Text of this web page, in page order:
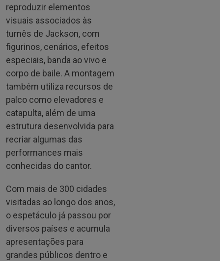
reproduzir elementos
visuais associados às
turnês de Jackson, com
figurinos, cenários, efeitos
especiais, banda ao vivo e
corpo de baile. A montagem
também utiliza recursos de
palco como elevadores e
catapulta, além de uma
estrutura desenvolvida para
recriar algumas das
performances mais
conhecidas do cantor.
Com mais de 300 cidades
visitadas ao longo dos anos,
o espetáculo já passou por
diversos países e acumula
apresentações para
grandes públicos dentro e